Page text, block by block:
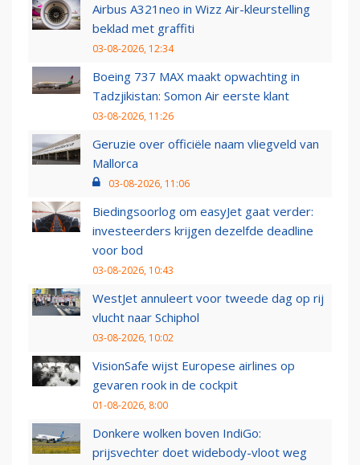
Airbus A321neo in Wizz Air-kleurstelling
beklad met graffiti
03-08-2026, 12:34
Boeing 737 MAX maakt opwachting in
Tadzjikistan: Somon Air eerste klant
03-08-2026, 11:26
Geruzie over officiële naam vliegveld van
Mallorca
03-08-2026, 11:06
Biedingsoorlog om easyJet gaat verder:
investeerders krijgen dezelfde deadline
voor bod
03-08-2026, 10:43
WestJet annuleert voor tweede dag op rij
vlucht naar Schiphol
03-08-2026, 10:02
VisionSafe wijst Europese airlines op
gevaren rook in de cockpit
01-08-2026, 8:00
Donkere wolken boven IndiGo:
prijsvechter doet widebody-vloot weg